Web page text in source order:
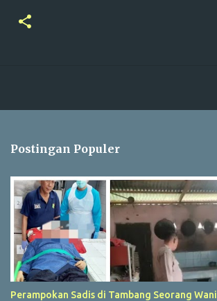
Postingan Populer
Perampokan Sadis di Tambang Seorang